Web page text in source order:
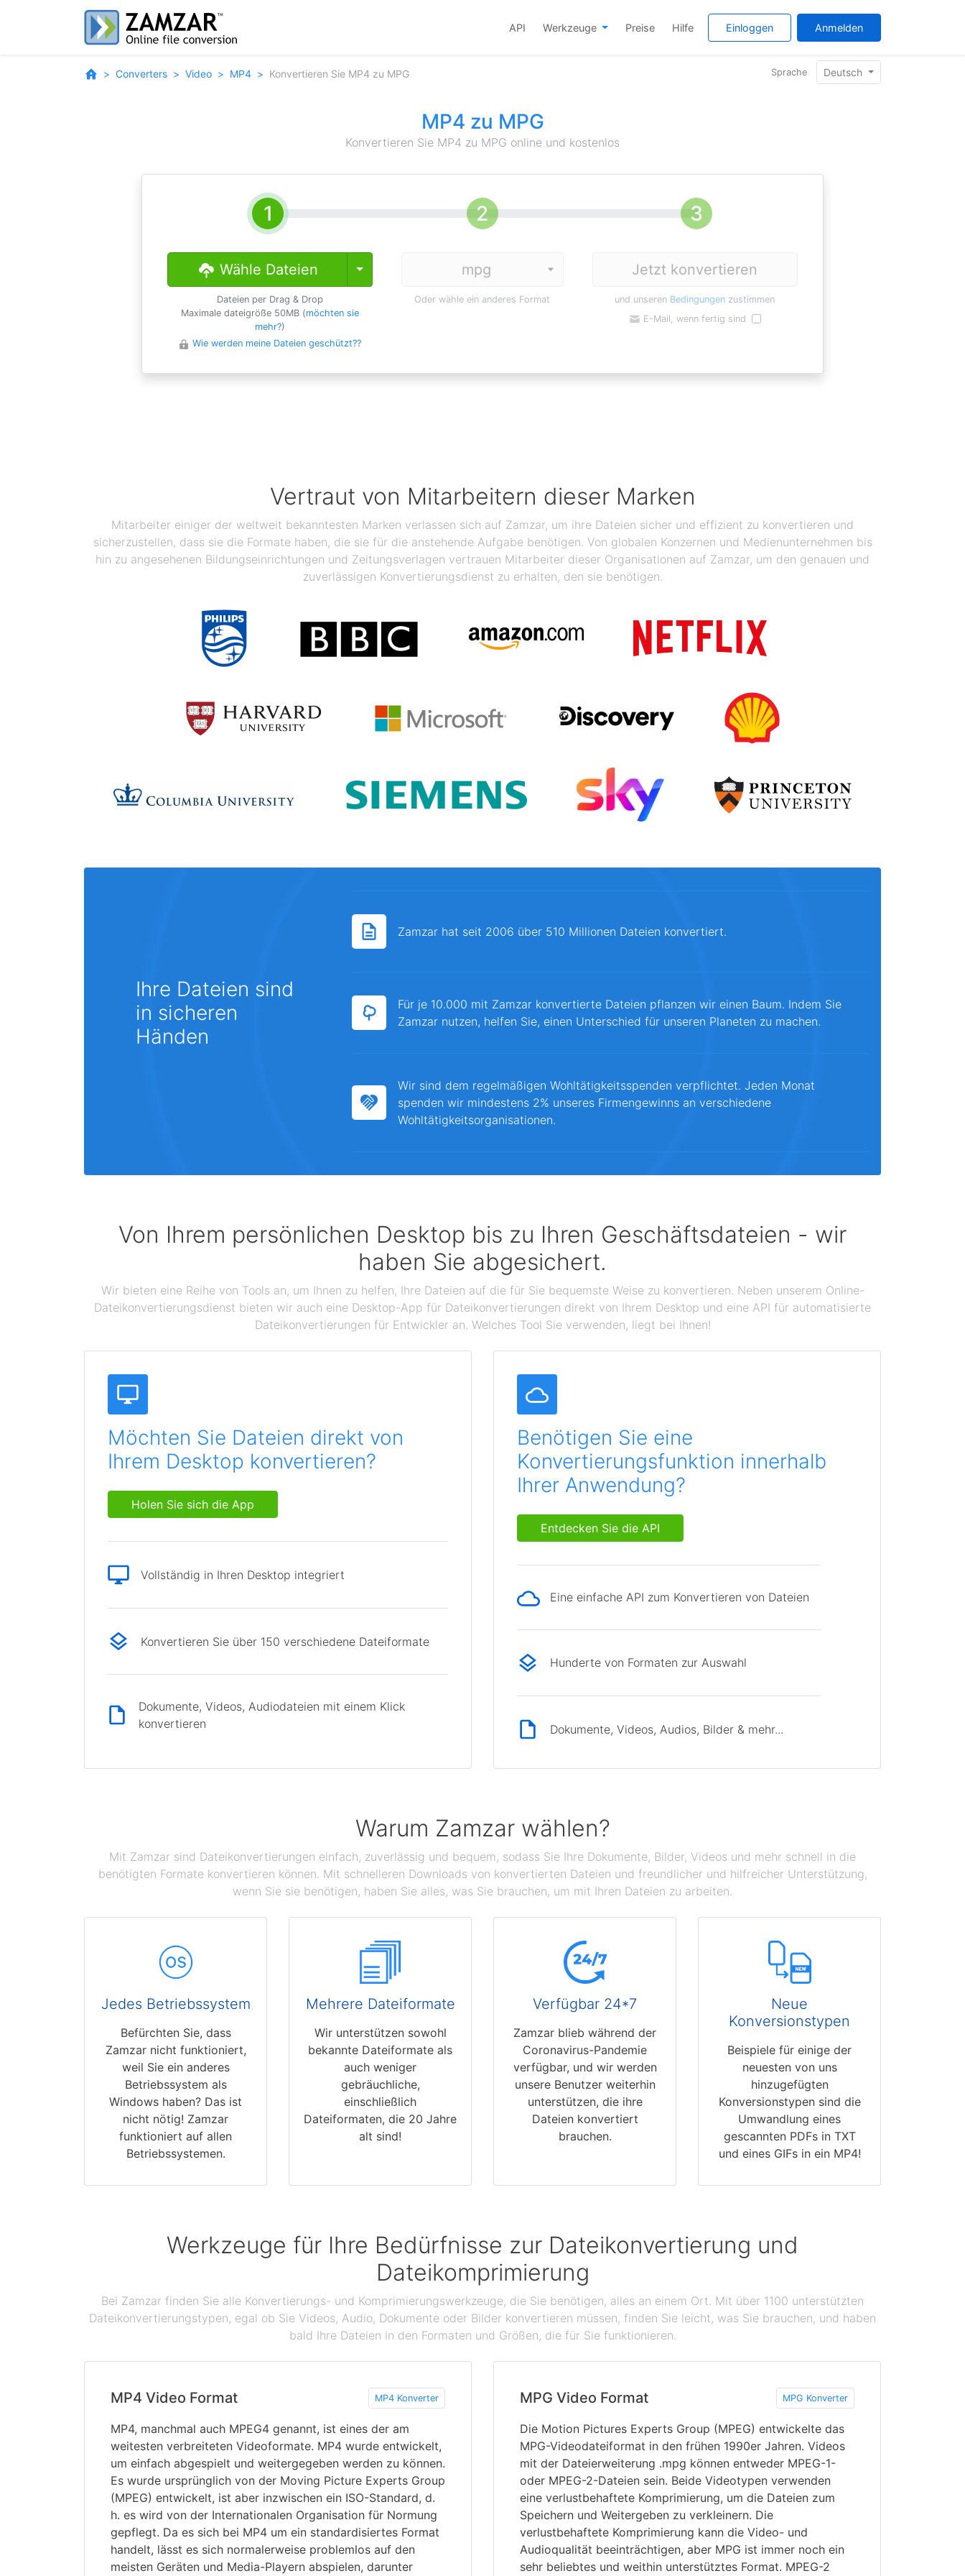
API Werkzeuge Preise Hilfe Einloggen Anmelden
Converters Video MP4 Konvertieren Sie MP4 zu MPG Sprache Deutsch
MP4 zu MPG
Konvertieren Sie MP4 zu MPG online und kostenlos
Wähle Dateien Toggle Dropdown
Dateien per Drag & Drop
Maximale dateigröße 50MB (möchten sie
mehr?)
Wie werden meine Dateien geschützt??
Oder wähle ein anderes Format
Jetzt konvertieren
und unseren Bedingungen zustimmen
E-Mail, wenn fertig sind
Vertraut von Mitarbeitern dieser Marken
Mitarbeiter einiger der weltweit bekanntesten Marken verlassen sich auf Zamzar, um ihre Dateien sicher und effizient zu konvertieren und
sicherzustellen, dass sie die Formate haben, die sie für die anstehende Aufgabe benötigen. Von globalen Konzernen und Medienunternehmen bis
hin zu angesehenen Bildungseinrichtungen und Zeitungsverlagen vertrauen Mitarbeiter dieser Organisationen auf Zamzar, um den genauen und
zuverlässigen Konvertierungsdienst zu erhalten, den sie benötigen.
Ihre Dateien sind
in sicheren
Händen
Zamzar hat seit 2006 über 510 Millionen Dateien konvertiert.
Für je 10.000 mit Zamzar konvertierte Dateien pflanzen wir einen Baum. Indem Sie
Zamzar nutzen, helfen Sie, einen Unterschied für unseren Planeten zu machen.
Wir sind dem regelmäßigen Wohltätigkeitsspenden verpflichtet. Jeden Monat
spenden wir mindestens 2% unseres Firmengewinns an verschiedene
Wohltätigkeitsorganisationen.
Von Ihrem persönlichen Desktop bis zu Ihren Geschäftsdateien - wir
haben Sie abgesichert.
Wir bieten eine Reihe von Tools an, um Ihnen zu helfen, Ihre Dateien auf die für Sie bequemste Weise zu konvertieren. Neben unserem Online-
Dateikonvertierungsdienst bieten wir auch eine Desktop-App für Dateikonvertierungen direkt von Ihrem Desktop und eine API für automatisierte
Dateikonvertierungen für Entwickler an. Welches Tool Sie verwenden, liegt bei Ihnen!
Möchten Sie Dateien direkt von
Ihrem Desktop konvertieren?
Holen Sie sich die App
Vollständig in Ihren Desktop integriert
Konvertieren Sie über 150 verschiedene Dateiformate
Dokumente, Videos, Audiodateien mit einem Klick
konvertieren
Benötigen Sie eine
Konvertierungsfunktion innerhalb
Ihrer Anwendung?
Entdecken Sie die API
Eine einfache API zum Konvertieren von Dateien
Hunderte von Formaten zur Auswahl
Dokumente, Videos, Audios, Bilder & mehr...
Warum Zamzar wählen?
Mit Zamzar sind Dateikonvertierungen einfach, zuverlässig und bequem, sodass Sie Ihre Dokumente, Bilder, Videos und mehr schnell in die
benötigten Formate konvertieren können. Mit schnelleren Downloads von konvertierten Dateien und freundlicher und hilfreicher Unterstützung,
wenn Sie sie benötigen, haben Sie alles, was Sie brauchen, um mit Ihren Dateien zu arbeiten.
Jedes Betriebssystem
Befürchten Sie, dass
Zamzar nicht funktioniert,
weil Sie ein anderes
Betriebssystem als
Windows haben? Das ist
nicht nötig! Zamzar
funktioniert auf allen
Betriebssystemen.
Mehrere Dateiformate
Wir unterstützen sowohl
bekannte Dateiformate als
auch weniger
gebräuchliche,
einschließlich
Dateiformaten, die 20 Jahre
alt sind!
Verfügbar 24*7
Zamzar blieb während der
Coronavirus-Pandemie
verfügbar, und wir werden
unsere Benutzer weiterhin
unterstützen, die ihre
Dateien konvertiert
brauchen.
Neue
Konversionstypen
Beispiele für einige der
neuesten von uns
hinzugefügten
Konversionstypen sind die
Umwandlung eines
gescannten PDFs in TXT
und eines GIFs in ein MP4!
Werkzeuge für Ihre Bedürfnisse zur Dateikonvertierung und
Dateikomprimierung
Bei Zamzar finden Sie alle Konvertierungs- und Komprimierungswerkzeuge, die Sie benötigen, alles an einem Ort. Mit über 1100 unterstützten
Dateikonvertierungstypen, egal ob Sie Videos, Audio, Dokumente oder Bilder konvertieren müssen, finden Sie leicht, was Sie brauchen, und haben
bald Ihre Dateien in den Formaten und Größen, die für Sie funktionieren.
MP4 Video Format MP4 Konverter
MP4, manchmal auch MPEG4 genannt, ist eines der am
weitesten verbreiteten Videoformate. MP4 wurde entwickelt,
um einfach abgespielt und weitergegeben werden zu können.
Es wurde ursprünglich von der Moving Picture Experts Group
(MPEG) entwickelt, ist aber inzwischen ein ISO-Standard, d.
h. es wird von der Internationalen Organisation für Normung
gepflegt. Da es sich bei MP4 um ein standardisiertes Format
handelt, lässt es sich normalerweise problemlos auf den
meisten Geräten und Media-Playern abspielen, darunter
MPG Video Format MPG Konverter
Die Motion Pictures Experts Group (MPEG) entwickelte das
MPG-Videodateiformat in den frühen 1990er Jahren. Videos
mit der Dateierweiterung .mpg können entweder MPEG-1-
oder MPEG-2-Dateien sein. Beide Videotypen verwenden
eine verlustbehaftete Komprimierung, um die Dateien zum
Speichern und Weitergeben zu verkleinern. Die
verlustbehaftete Komprimierung kann die Video- und
Audioqualität beeinträchtigen, aber MPG ist immer noch ein
sehr beliebtes und weithin unterstütztes Format. MPEG-2